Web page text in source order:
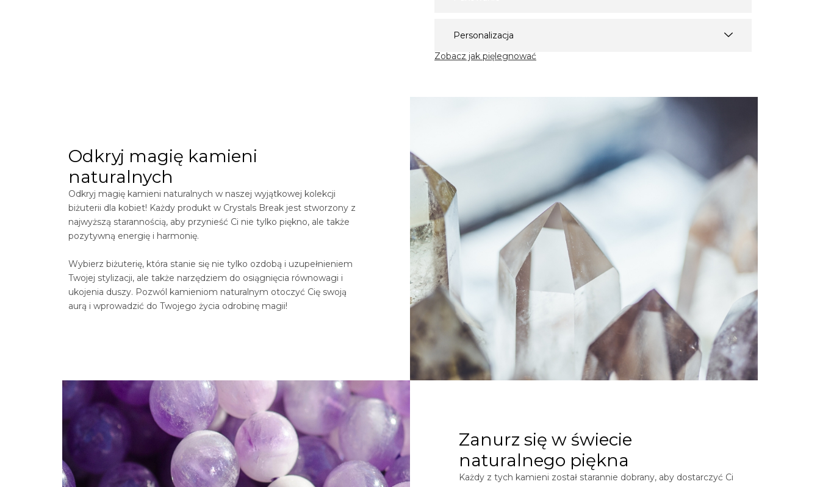
Personalizacja
Zobacz jak pięlegnować
Odkryj magię kamieni
naturalnych
Odkryj magię kamieni naturalnych w naszej wyjątkowej kolekcji
biżuterii dla kobiet! Każdy produkt w Crystals Break jest stworzony z
najwyższą starannością, aby przynieść Ci nie tylko piękno, ale także
pozytywną energię i harmonię.
Wybierz biżuterię, która stanie się nie tylko ozdobą i uzupełnieniem
Twojej stylizacji, ale także narzędziem do osiągnięcia równowagi i
ukojenia duszy. Pozwól kamieniom naturalnym otoczyć Cię swoją
aurą i wprowadzić do Twojego życia odrobinę magii!
Zanurz się w świecie
naturalnego piękna
Każdy z tych kamieni został starannie dobrany, aby dostarczyć Ci